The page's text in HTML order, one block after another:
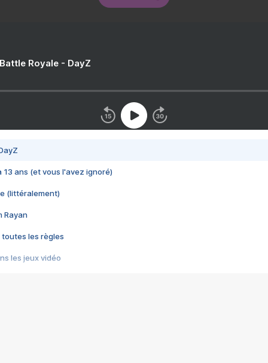
Royale - DayZ
13 ans (et vous l'avez ignoré)
(littéralement)
Rayan
toutes les règles
les jeux vidéo